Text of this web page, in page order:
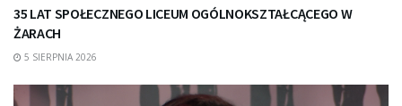
35 LAT SPOŁECZNEGO LICEUM OGÓLNOKSZTAŁCĄCEGO W
ŻARACH
5 SIERPNIA 2026